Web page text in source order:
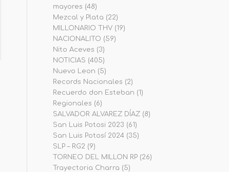
mayores (48)
Mezcal y Plata (22)
MILLONARIO THV (19)
NACIONALITO (59)
Nito Aceves (3)
NOTICIAS (405)
Nuevo Leon (5)
Records Nacionales (2)
Recuerdo don Esteban (1)
Regionales (6)
SALVADOR ALVAREZ DÍAZ (8)
San Luis Potosi 2023 (61)
San Luis Potosí 2024 (35)
SLP – RG2 (9)
TORNEO DEL MILLON RP (26)
Trayectoria Charra (5)